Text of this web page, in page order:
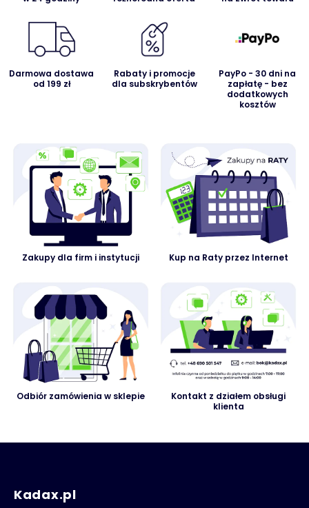
Darmowa dostawa
od 199 zł
Rabaty i promocje
dla subskrybentów
PayPo - 30 dni na
zapłatę - bez
dodatkowych
kosztów
Zakupy dla firm i instytucji Kup na Raty przez Internet
Odbiór zamówienia w sklepie
Kontakt z działem obsługi
klienta
Kadax.pl